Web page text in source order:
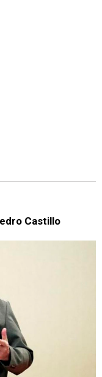
Castillo